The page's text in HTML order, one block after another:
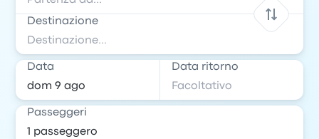
Destinazione
Data Data ritorno
Passeggeri